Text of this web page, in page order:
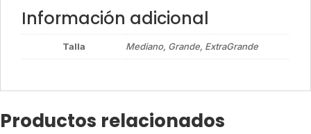
Información adicional
Talla Mediano, Grande, ExtraGrande
Productos relacionados